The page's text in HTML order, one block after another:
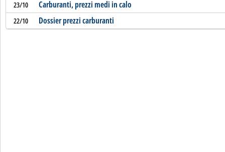
23/10 Carburanti, prezzi medi in calo
22/10 Dossier prezzi carburanti